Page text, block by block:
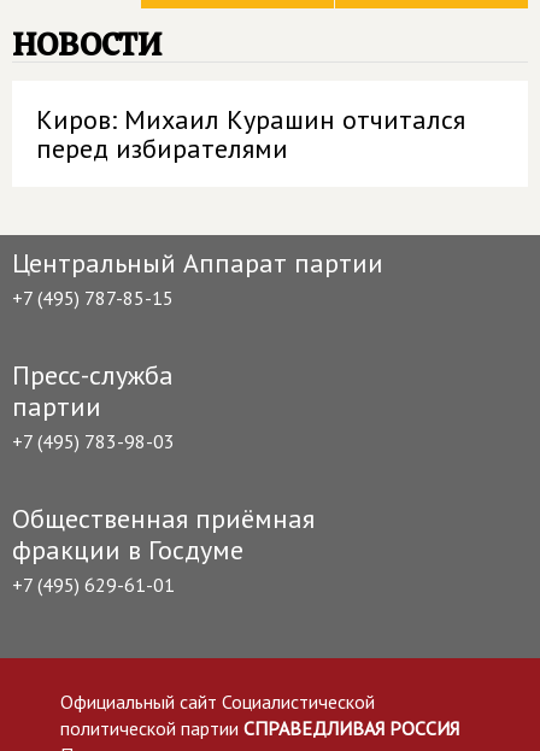
новости
Киров: Михаил Курашин отчитался
перед избирателями
Центральный Аппарат партии
+7 (495) 787-85-15
Пресс-служба
партии
+7 (495) 783-98-03
Общественная приёмная
фракции в Госдуме
+7 (495) 629-61-01
Официальный сайт Социалистической
политической партии СПРАВЕДЛИВАЯ РОССИЯ